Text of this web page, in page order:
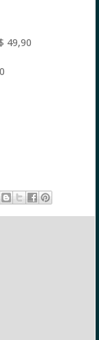
49,90